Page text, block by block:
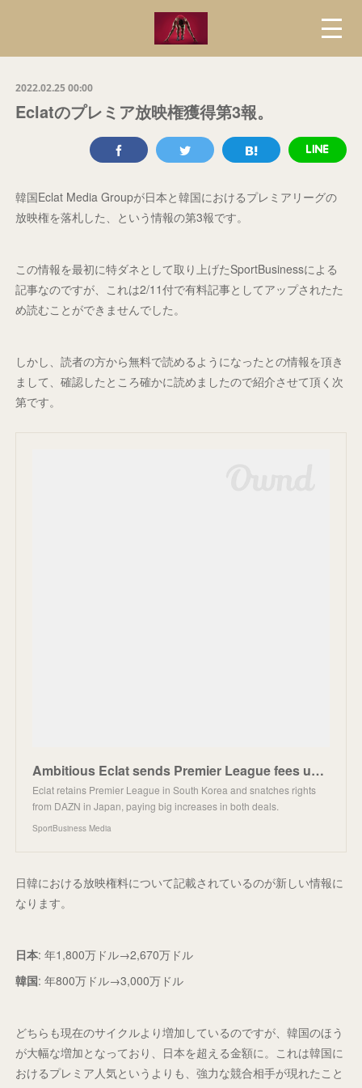
2022.02.25 00:00
Eclatのプレミア放映権獲得第3報。
韓国Eclat Media Groupが日本と韓国におけるプレミアリーグの
放映権を落札した、という情報の第3報です。
この情報を最初に特ダネとして取り上げたSportBusinessによる
記事なのですが、これは2/11付で有料記事としてアップされたた
め読むことができませんでした。
しかし、読者の方から無料で読めるようになったとの情報を頂き
まして、確認したところ確かに読めましたので紹介させて頂く次
第です。
Ambitious Eclat sends Premier League fees up in Japan and Korea | SportBusiness Media
Eclat retains Premier League in South Korea and snatches rights
from DAZN in Japan, paying big increases in both deals.
SportBusiness Media
日韓における放映権料について記載されているのが新しい情報に
なります。
日本: 年1,800万ドル→2,670万ドル
韓国: 年800万ドル→3,000万ドル
どちらも現在のサイクルより増加しているのですが、韓国のほう
が大幅な増加となっており、日本を超える金額に。これは韓国に
おけるプレミア人気というよりも、強力な競合相手が現れたこと